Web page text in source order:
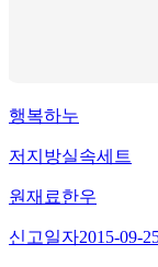
행복하누
저지방실속세트
원재료한우
신고일자2015-09-